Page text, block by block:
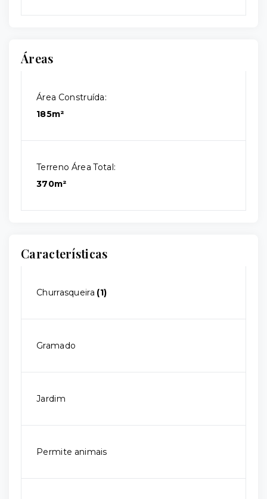
Áreas
Área Construída:
185m²
Terreno Área Total:
370m²
Características
Churrasqueira (1)
Gramado
Jardim
Permite animais